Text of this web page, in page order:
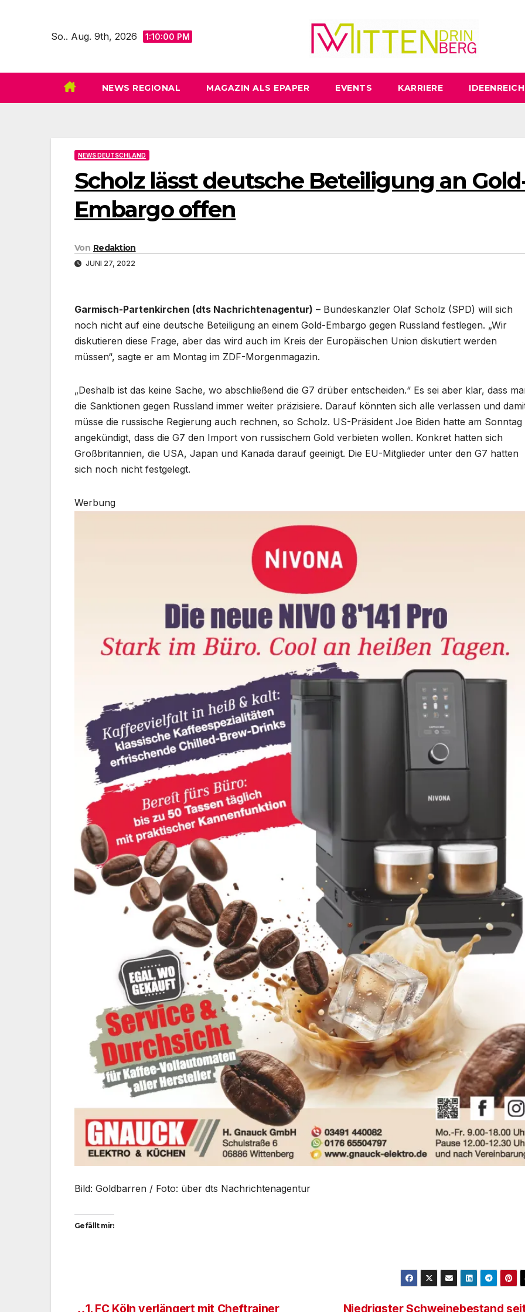
So.. Aug. 9th, 2026 1:10:02 PM
NEWS REGIONAL MAGAZIN ALS EPAPER EVENTS KARRIERE IDEENREICH
NEWS DEUTSCHLAND
Scholz lässt deutsche Beteiligung an
Embargo offen
Von Redaktion
JUNI 27, 2022
Garmisch-Partenkirchen (dts Nachrichtenagentur) – Bundeskanzler Olaf Scholz (SPD) will sich
noch nicht auf eine deutsche Beteiligung an einem Gold-Embargo gegen Russland festlegen. „Wir
diskutieren diese Frage, aber das wird auch im Kreis der Europäischen Union diskutiert werden
müssen“, sagte er am Montag im ZDF-Morgenmagazin.
„Deshalb ist das keine Sache, wo abschließend die G7 drüber entscheiden.“ Es sei aber klar, dass
die Sanktionen gegen Russland immer weiter präzisiere. Darauf könnten sich alle verlassen und
müsse die russische Regierung auch rechnen, so Scholz. US-Präsident Joe Biden hatte am Sonntag
angekündigt, dass die G7 den Import von russischem Gold verbieten wollen. Konkret hatten sich
Großbritannien, die USA, Japan und Kanada darauf geeinigt. Die EU-Mitglieder unter den G7 hatten
sich noch nicht festgelegt.
Werbung
Bild: Goldbarren / Foto: über dts Nachrichtenagentur
Gefällt mir:
Niedrigster Schweinebestand
1. FC Köln verlängert mit Cheftrainer